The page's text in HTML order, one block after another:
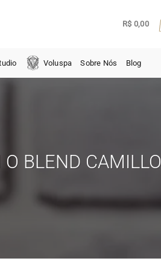
R$ 0,00
Voluspa Sobre Nós Blog
BLEND CAMILLO